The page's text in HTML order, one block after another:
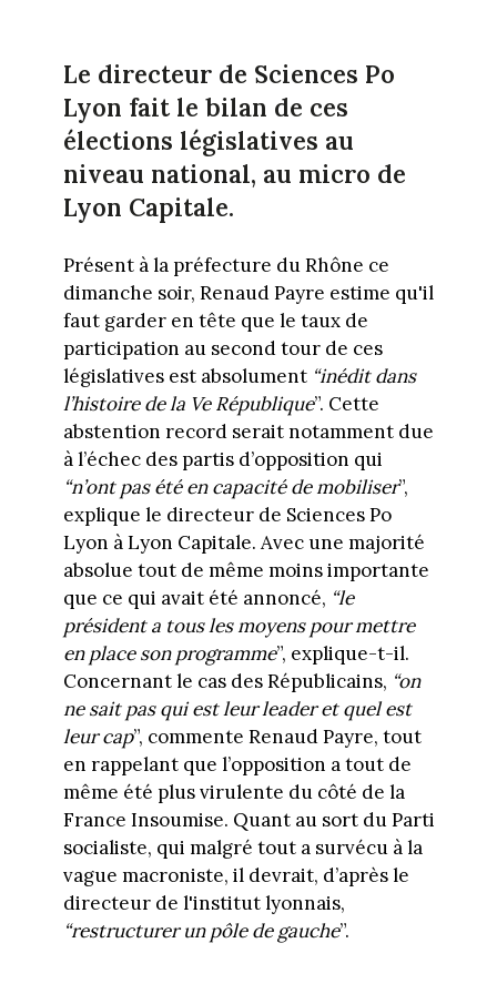
Le directeur de Sciences Po
Lyon fait le bilan de ces
élections législatives au
niveau national, au micro de
Lyon Capitale.
Présent à la préfecture du Rhône ce
dimanche soir, Renaud Payre estime qu'il
faut garder en tête que le taux de
participation au second tour de ces
législatives est absolument “inédit dans
l’histoire de la Ve République”. Cette
abstention record serait notamment due
à l’échec des partis d’opposition qui
“n’ont pas été en capacité de mobiliser”,
explique le directeur de Sciences Po
Lyon à Lyon Capitale. Avec une majorité
absolue tout de même moins importante
que ce qui avait été annoncé, “le
président a tous les moyens pour mettre
en place son programme”, explique-t-il.
Concernant le cas des Républicains, “on
ne sait pas qui est leur leader et quel est
leur cap”, commente Renaud Payre, tout
en rappelant que l’opposition a tout de
même été plus virulente du côté de la
France Insoumise. Quant au sort du Parti
socialiste, qui malgré tout a survécu à la
vague macroniste, il devrait, d’après le
directeur de l'institut lyonnais,
“restructurer un pôle de gauche”.